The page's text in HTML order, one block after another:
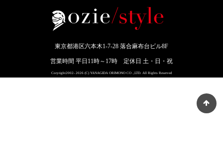
東京都港区六本木1-7-28 落合麻布台ビル8F
営業時間 平日11時～17時 定休日 土・日・祝
Coryright2002- 2026 (C) YANAGIDA ORIMONO CO .,LTD. All Rights Reserved